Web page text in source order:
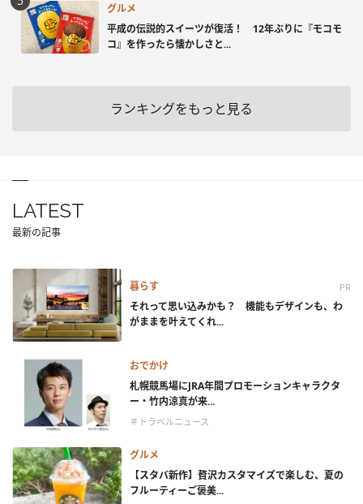
グルメ
平成の伝説的スイーツが復活！ 12年ぶりに『モコモ
コ』を作ったら懐かしさと...
ランキングをもっと見る
LATEST
最新の記事
暮らす PR
それって思い込みかも？ 機能もデザインも、わ
がままを叶えてくれ...
おでかけ
札幌競馬場にJRA年間プロモーションキャラクタ
ー・竹内涼真が来...
＃トラベルニュース
グルメ
【スタバ新作】贅沢カスタマイズで楽しむ、夏の
フルーティーご褒美...